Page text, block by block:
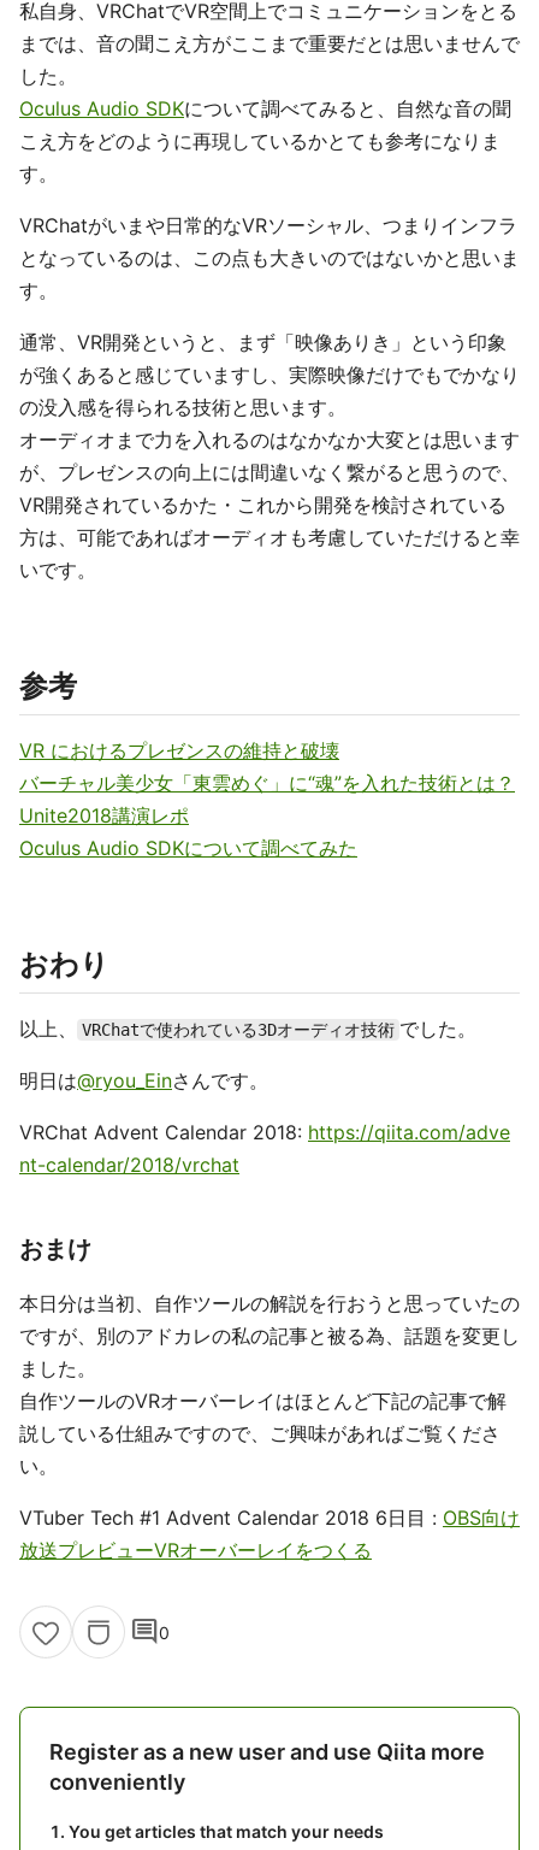
私自身、VRChatでVR空間上でコミュニケーションをとる
までは、音の聞こえ方がここまで重要だとは思いませんで
した。
Oculus Audio SDKについて調べてみると、自然な音の聞
こえ方をどのように再現しているかとても参考になりま
す。
VRChatがいまや日常的なVRソーシャル、つまりインフラ
となっているのは、この点も大きいのではないかと思いま
す。
通常、VR開発というと、まず「映像ありき」という印象
が強くあると感じていますし、実際映像だけでもでかなり
の没入感を得られる技術と思います。
オーディオまで力を入れるのはなかなか大変とは思います
が、プレゼンスの向上には間違いなく繋がると思うので、
VR開発されているかた・これから開発を検討されている
方は、可能であればオーディオも考慮していただけると幸
いです。
参考
VR におけるプレゼンスの維持と破壊
バーチャル美少女「東雲めぐ」に“魂”を入れた技術とは？
Unite2018講演レポ
Oculus Audio SDKについて調べてみた
おわり
以上、 VRChatで使われている3Dオーディオ技術 でした。
明日は@ryou_Einさんです。
VRChat Advent Calendar 2018: https://qiita.com/adve
nt-calendar/2018/vrchat
おまけ
本日分は当初、自作ツールの解説を行おうと思っていたの
ですが、別のアドカレの私の記事と被る為、話題を変更し
ました。
自作ツールのVRオーバーレイはほとんど下記の記事で解
説している仕組みですので、ご興味があればご覧くださ
い。
VTuber Tech #1 Advent Calendar 2018 6日目 : OBS向け
放送プレビューVRオーバーレイをつくる
comment0
Register as a new user and use Qiita more
conveniently
You get articles that match your needs